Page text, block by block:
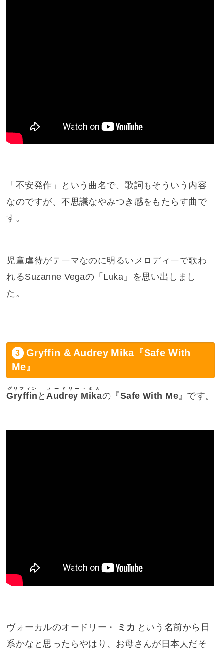
「不安発作」という曲名で、歌詞もそういう内容
なのですが、不思議なやみつき感をもたらす曲で
す。
児童虐待がテーマなのに明るいメロディーで歌わ
れるSuzanne Vegaの「Luka」を思い出しまし
た。
Gryffin & Audrey Mika『Safe With
Me』
Gryffin
グリフィン
と Audrey Mika
オードリー・ミカ
の『Safe With Me』です。
ヴォーカルのオードリー・ ミカ という名前から日
系かなと思ったらやはり、お母さんが日本人だそ